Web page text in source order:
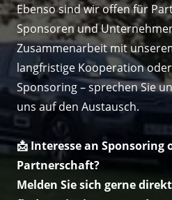
Ebenso sind wir offen für
Sponsoren und
Zusammenarbeit mit
langfristige Kooperation
Sponsoring – sprechen Sie
uns auf den Austausch.
📩 Interesse an Sponsoring
Melden Sie sich gerne